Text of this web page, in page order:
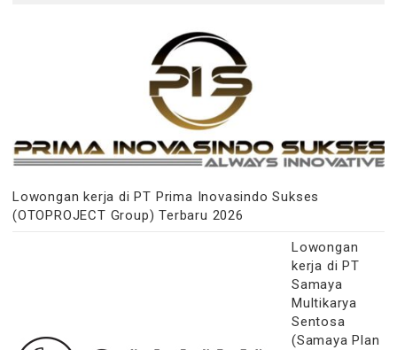
Lowongan kerja di PT Prima Inovasindo Sukses
(OTOPROJECT Group) Terbaru 2026
Lowongan
kerja di PT
Samaya
Multikarya
Sentosa
(Samaya Plan